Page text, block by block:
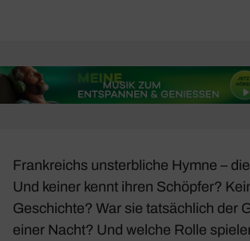
Frank­reichs unsterb­liche Hymne –
Und keiner kennt ihren Schöpfer?
Geschichte? War sie tatsäch­lich der
einer Nacht? Und welche Rolle